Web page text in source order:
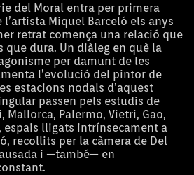
del Moral entra per primera
l’artista Miquel Barceló els anys
retrat comença una relació que
que dura. Un diàleg en què la
per damunt de les
l’evolució del pintor de
estacions nodals d’aquest
passen pels estudis de
Mallorca, Palermo, Vietri, Gao,
espais lligats intrínsecament a
recollits per la càmera de Del
i —també— en